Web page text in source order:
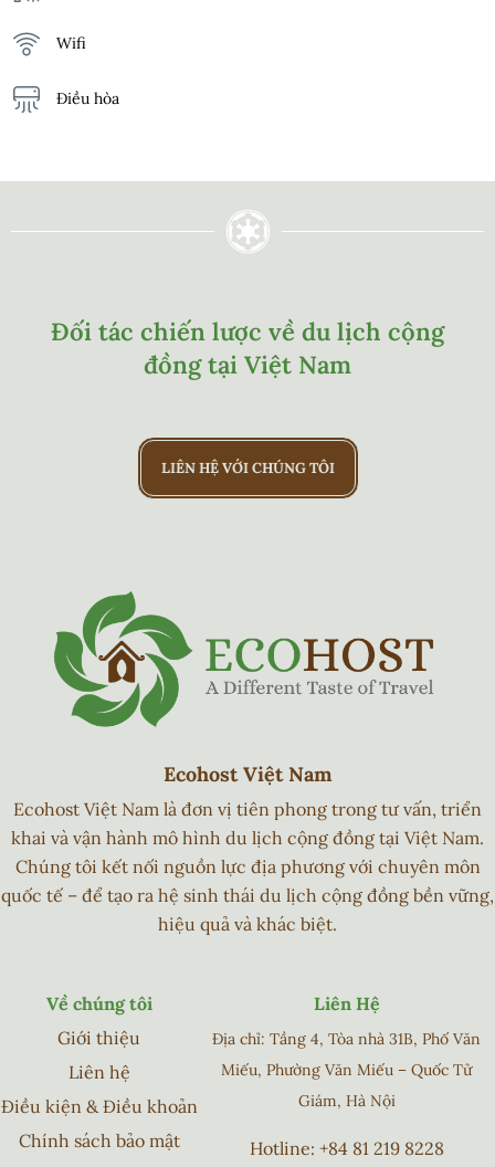
Wifi
Điều hòa
Đối tác chiến lược về du lịch cộng
đồng tại Việt Nam
LIÊN HỆ VỚI CHÚNG TÔI
Ecohost Việt Nam
Ecohost Việt Nam là đơn vị tiên phong trong tư vấn, triển
khai và vận hành mô hình du lịch cộng đồng tại Việt Nam.
Chúng tôi kết nối nguồn lực địa phương với chuyên môn
quốc tế – để tạo ra hệ sinh thái du lịch cộng đồng bền vững,
hiệu quả và khác biệt.
Về chúng tôi
Giới thiệu
Liên hệ
Điều kiện & Điều khoản
Chính sách bảo mật
Liên Hệ
Địa chỉ: Tầng 4, Tòa nhà 31B, Phố Văn
Miếu, Phường Văn Miếu – Quốc Tử
Giám, Hà Nội
Hotline: +84 81 219 8228